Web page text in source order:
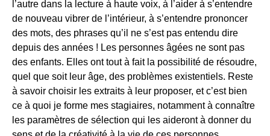
l’autre dans la lecture à haute voix, à l’aider à s’entendre
de nouveau vibrer de l’intérieur, à s’entendre prononcer
des mots, des phrases qu’il ne s’est pas entendu dire
depuis des années ! Les personnes âgées ne sont pas
des enfants. Elles ont tout à fait la possibilité de résoudre,
quel que soit leur âge, des problèmes existentiels. Reste
à savoir choisir les extraits à leur proposer, et c’est bien
ce à quoi je forme mes stagiaires, notamment à connaître
les paramètres de sélection qui les aideront à donner du